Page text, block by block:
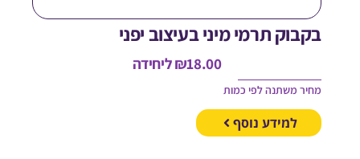
תרמי מיני בעיצוב יפני
₪ליחידה
משתנה לפי כמות
למידע נוסף